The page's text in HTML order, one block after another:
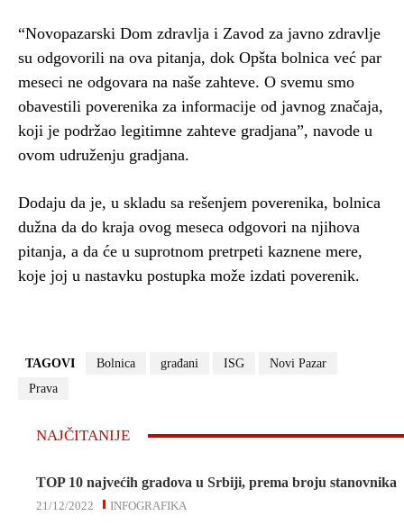
“Novopazarski Dom zdravlja i Zavod za javno zdravlje
su odgovorili na ova pitanja, dok Opšta bolnica već par
meseci ne odgovara na naše zahteve. O svemu smo
obavestili poverenika za informacije od javnog značaja,
koji je podržao legitimne zahteve gradjana”, navode u
ovom udruženju gradjana.
Dodaju da je, u skladu sa rešenjem poverenika, bolnica
dužna da do kraja ovog meseca odgovori na njihova
pitanja, a da će u suprotnom pretrpeti kaznene mere,
koje joj u nastavku postupka može izdati poverenik.
TAGOVI Bolnica građani ISG
Novi Pazar
Prava
NAJČITANIJE
TOP 10 najvećih gradova u Srbiji, prema broju stanovnika
INFOGRAFIKA
21/12/2022